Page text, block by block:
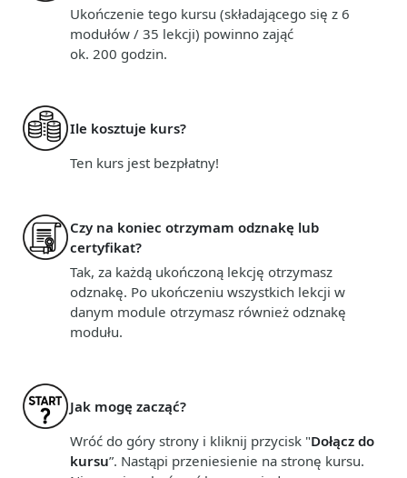
Ukończenie tego kursu (składającego się z 6
modułów / 35 lekcji) powinno zająć
ok. 200 godzin.
Ile kosztuje kurs?
Ten kurs jest bezpłatny!
Czy na koniec otrzymam odznakę lub
certyfikat?
Tak, za każdą ukończoną lekcję otrzymasz
odznakę. Po ukończeniu wszystkich lekcji w
danym module otrzymasz również odznakę
modułu.
Jak mogę zacząć?
Wróć do góry strony i kliknij przycisk "Dołącz do
kursu”. Nastąpi przeniesienie na stronę kursu.